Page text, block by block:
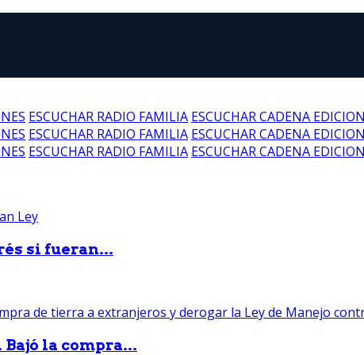
ESCUCHAR RADIO FAMILIA ESCUCHAR CADENA EDICION
ESCUCHAR RADIO FAMILIA ESCUCHAR CADENA EDICION
ESCUCHAR RADIO FAMILIA ESCUCHAR CADENA EDICION
si fueran...
la compra...